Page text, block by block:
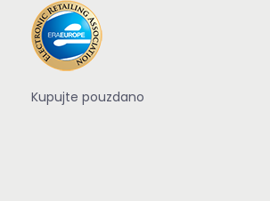
Kupujte pouzdano